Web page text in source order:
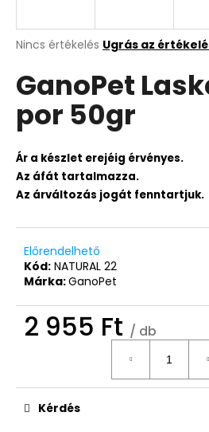
A
átlagos
értékelése
ből
0,0
csillag.
Nincs értékelés Ugrás az
GanoPet
por 50gr
Ár a készlet erejéig érvényes.
Az áfát tartalmazza.
Az árváltozás jogát fenntartjuk.
Előrendelhető
Kód: NATURAL 22
Márka:GanoPet
2 955 Ft / db
Kérdés